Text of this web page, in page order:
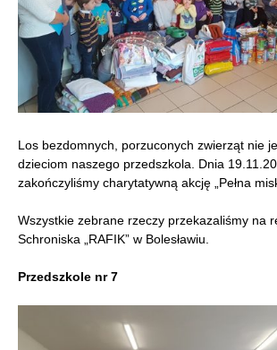
Los bezdomnych, porzuconych zwierząt nie
dzieciom naszego przedszkola. Dnia
zakończyliśmy charytatywną akcję „Pełna
Wszystkie zebrane rzeczy przekazaliśmy na
Schroniska „RAFIK” w Bolesławiu.
Przedszkole nr 7